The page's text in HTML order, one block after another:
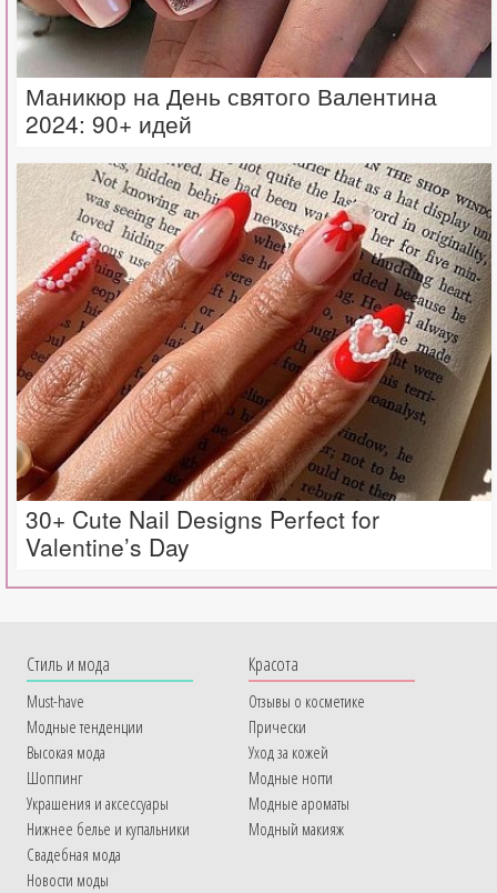
Маникюр на День святого Валентина
2024: 90+ идей
30+ Cute Nail Designs Perfect for
Valentine’s Day
Cтиль и мода
Must-have
Модные тенденции
Высокая мода
Шоппинг
Украшения и аксессуары
Нижнее белье и купальники
Свадебная мода
Новости моды
Красота
Отзывы о косметике
Прически
Уход за кожей
Модные ногти
Модные ароматы
Модный макияж